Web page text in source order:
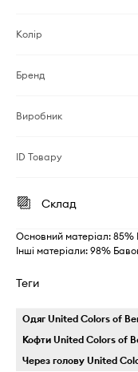
Колір
Бренд
Виробник
ID Товару
Склад
Основний матеріал: 85%
Інші матеріали: 98%
Теги
Одяг United Colors of
Кофти United Colors of
Через голову United